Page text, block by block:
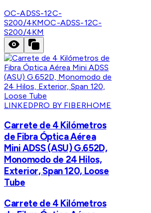
OC-ADSS-12C-
S200/4KMOC-ADSS-12C-
S200/4KM
LINKEDPRO BY FIBERHOME
Carrete de 4 Kilómetros
de Fibra Óptica Aérea
Mini ADSS (ASU) G.652D,
Monomodo de 24 Hilos,
Exterior, Span 120, Loose
Tube
Carrete de 4 Kilómetros